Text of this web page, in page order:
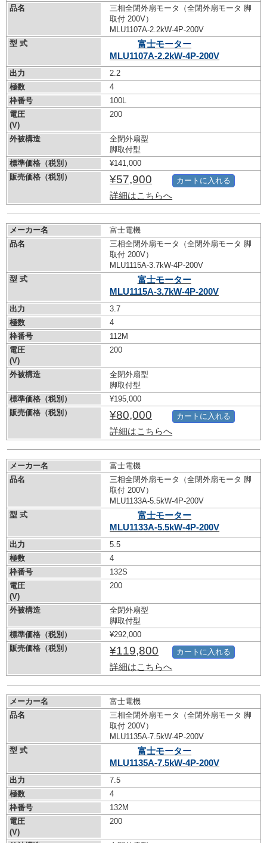
品名
三相全閉外扇モータ（全閉外扇モータ 脚
取付 200V）
MLU1107A-2.2kW-4P-200V
型 式
富士モーター
MLU1107A-2.2kW-4P-200V
出力
2.2
極数
4
枠番号
100L
電圧
(V)
200
外被構造
全閉外扇型
脚取付型
標準価格（税別）
¥141,000
販売価格（税別）
¥57,900
詳細はこちらへ
カートに入れる
メーカー名
富士電機
品名
三相全閉外扇モータ（全閉外扇モータ 脚
取付 200V）
MLU1115A-3.7kW-4P-200V
型 式
富士モーター
MLU1115A-3.7kW-4P-200V
出力
3.7
極数
4
枠番号
112M
電圧
(V)
200
外被構造
全閉外扇型
脚取付型
標準価格（税別）
¥195,000
販売価格（税別）
¥80,000
詳細はこちらへ
カートに入れる
メーカー名
富士電機
品名
三相全閉外扇モータ（全閉外扇モータ 脚
取付 200V）
MLU1133A-5.5kW-4P-200V
型 式
富士モーター
MLU1133A-5.5kW-4P-200V
出力
5.5
極数
4
枠番号
132S
電圧
(V)
200
外被構造
全閉外扇型
脚取付型
標準価格（税別）
¥292,000
販売価格（税別）
¥119,800
詳細はこちらへ
カートに入れる
メーカー名
富士電機
品名
三相全閉外扇モータ（全閉外扇モータ 脚
取付 200V）
MLU1135A-7.5kW-4P-200V
型 式
富士モーター
MLU1135A-7.5kW-4P-200V
出力
7.5
極数
4
枠番号
132M
電圧
(V)
200